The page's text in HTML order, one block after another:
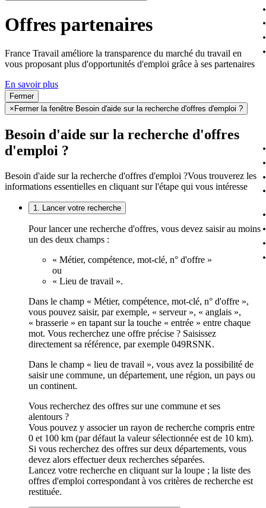
Offres partenaires
France Travail améliore la transparence du marché du travail en
vous proposant plus d'opportunités d'emploi grâce à ses partenaires
En savoir plus
Fermer
× Fermer la fenêtre Besoin d'aide sur la recherche d'offres d'emploi ?
Besoin d'aide sur la recherche d'offres
d'emploi ?
Besoin d'aide sur la recherche d'offres d'emploi ?Vous trouverez les
informations essentielles en cliquant sur l'étape qui vous intéresse
1. Lancer votre recherche
Pour lancer une recherche d'offres, vous devez saisir au moins
un des deux champs :
« Métier, compétence, mot-clé, n° d'offre »
ou
« Lieu de travail ».
Dans le champ « Métier, compétence, mot-clé, n° d'offre »,
vous pouvez saisir, par exemple, « serveur », « anglais »,
« brasserie » en tapant sur la touche « entrée » entre chaque
mot. Vous recherchez une offre précise ? Saisissez
directement sa référence, par exemple 049RSNK.
Dans le champ « lieu de travail », vous avez la possibilité de
saisir une commune, un département, une région, un pays ou
un continent.
Vous recherchez des offres sur une commune et ses
alentours ?
Vous pouvez y associer un rayon de recherche compris entre
0 et 100 km (par défaut la valeur sélectionnée est de 10 km).
Si vous recherchez des offres sur deux départements, vous
devez alors effectuer deux recherches séparées.
Lancez votre recherche en cliquant sur la loupe ; la liste des
offres d'emploi correspondant à vos critères de recherche est
restituée.